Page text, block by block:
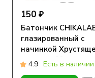
150 ₽
Батончик
глазированный с
начинкой
печенье 60гр.
4.9 Есть в наличии